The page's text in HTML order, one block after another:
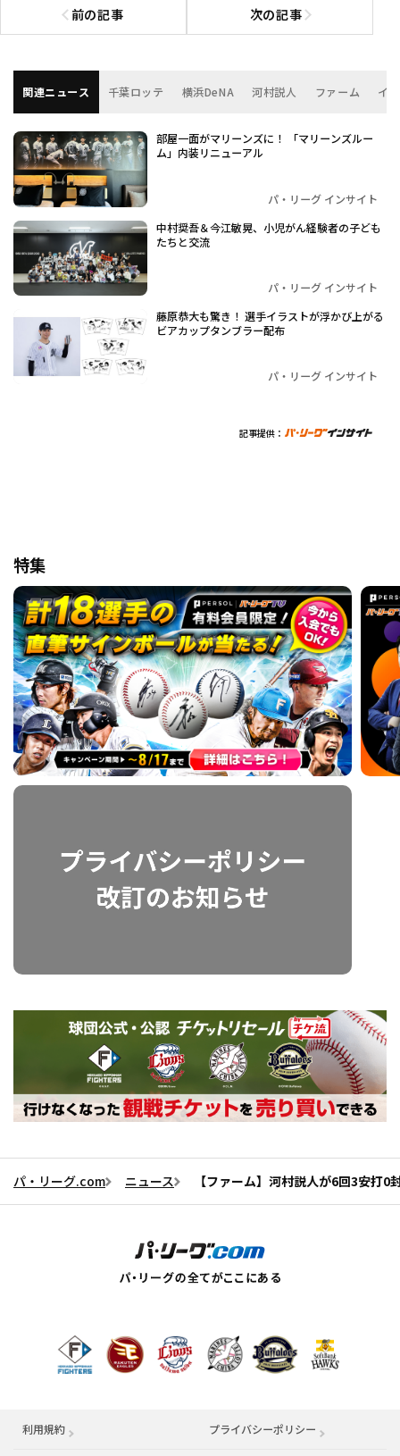
前の記事
前の記事へ 次の記事次の記事へ
関連ニュース 千葉ロッテ 横浜DeNA 河村説人 ファーム イ
部屋一面がマリーンズに！ 「マリーンズルー
ム」内装リニューアル
パ・リーグ インサイト
中村奨吾＆今江敏晃、小児がん経験者の子ども
たちと交流
パ・リーグ インサイト
藤原恭大も驚き！ 選手イラストが浮かび上がる
ビアカップタンブラー配布
パ・リーグ インサイト
記事提供：
特集
パ・リーグ.com ニュース 【ファーム】河村説人が6回3安打
利用規約 プライバシーポリシー